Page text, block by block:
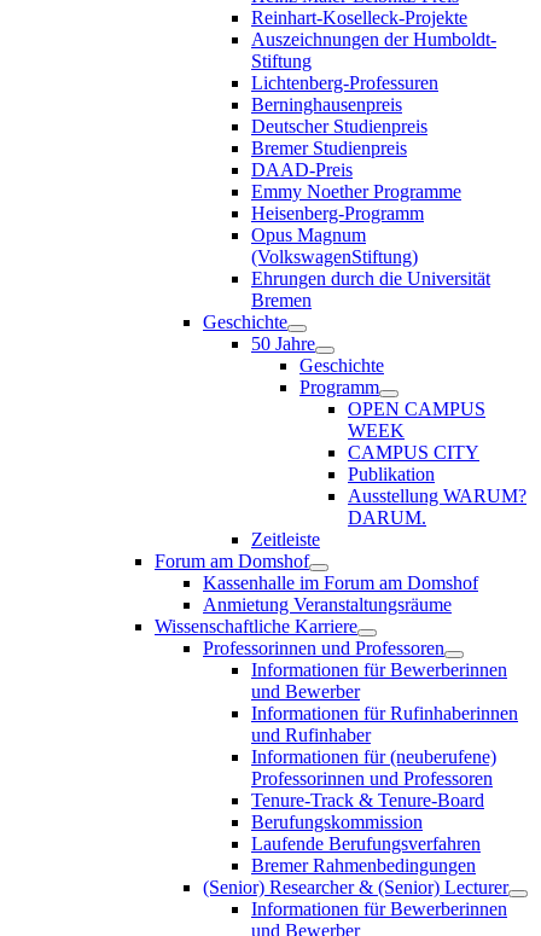
Reinhart-Koselleck-Projekte
Auszeichnungen der Humboldt-
Stiftung
Lichtenberg-Professuren
Berninghausenpreis
Deutscher Studienpreis
Bremer Studienpreis
DAAD-Preis
Emmy Noether Programme
Heisenberg-Programm
Opus Magnum
(VolkswagenStiftung)
Ehrungen durch die Universität
Bremen
Geschichte
50 Jahre
Geschichte
Programm
OPEN CAMPUS
WEEK
CAMPUS CITY
Publikation
Ausstellung WARUM?
DARUM.
Zeitleiste
Forum am Domshof
Kassenhalle im Forum am Domshof
Anmietung Veranstaltungsräume
Wissenschaftliche Karriere
Professorinnen und Professoren
Informationen für Bewerberinnen
und Bewerber
Informationen für Rufinhaberinnen
und Rufinhaber
Informationen für (neuberufene)
Professorinnen und Professoren
Tenure-Track & Tenure-Board
Berufungskommission
Laufende Berufungsverfahren
Bremer Rahmenbedingungen
(Senior) Researcher & (Senior) Lecturer
Informationen für Bewerberinnen
und Bewerber